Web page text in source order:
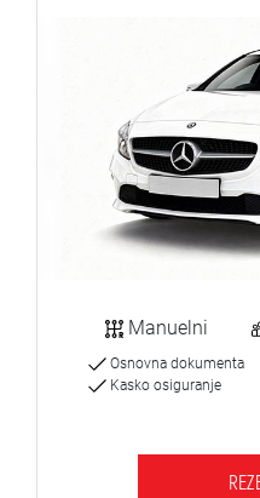
Manuelni
Osnovna dokumenta
Kasko osiguranje